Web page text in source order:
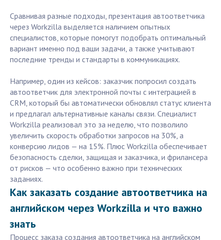
Сравнивая разные подходы, презентация автоответчика
через Workzilla выделяется наличием опытных
специалистов, которые помогут подобрать оптимальный
вариант именно под ваши задачи, а также учитывают
последние тренды и стандарты в коммуникациях.
Например, один из кейсов: заказчик попросил создать
автоответчик для электронной почты с интеграцией в
CRM, который бы автоматически обновлял статус клиента
и предлагал альтернативные каналы связи. Специалист
Workzilla реализовал это за неделю, что позволило
увеличить скорость обработки запросов на 30%, а
конверсию лидов — на 15%. Плюс Workzilla обеспечивает
безопасность сделки, защищая и заказчика, и фрилансера
от рисков — что особенно важно при технических
заданиях.
Как заказать создание автоответчика на
английском через Workzilla и что важно
знать
Процесс заказа создания автоответчика на английском